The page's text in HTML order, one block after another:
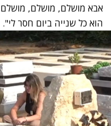
אבא מושלם, מושלם,
הוא כל שנייה ביום חסר לי".